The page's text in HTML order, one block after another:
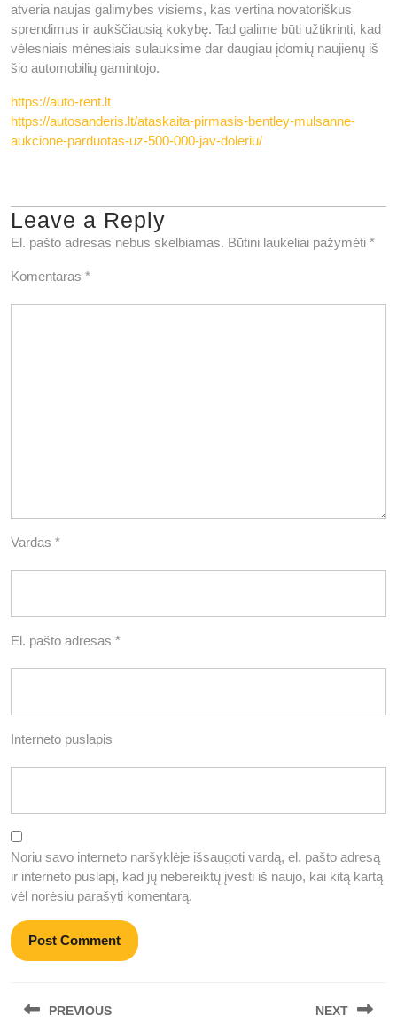
atveria naujas galimybes visiems, kas vertina novatoriškus
sprendimus ir aukščiausią kokybę. Tad galime būti užtikrinti, kad
vėlesniais mėnesiais sulauksime dar daugiau įdomių naujienų iš
šio automobilių gamintojo.
https://auto-rent.lt
https://autosanderis.lt/ataskaita-pirmasis-bentley-mulsanne-
aukcione-parduotas-uz-500-000-jav-doleriu/
Leave a Reply
El. pašto adresas nebus skelbiamas. Būtini laukeliai pažymėti *
Komentaras *
Vardas *
El. pašto adresas *
Interneto puslapis
Noriu savo interneto naršyklėje išsaugoti vardą, el. pašto adresą
ir interneto puslapį, kad jų nebereiktų įvesti iš naujo, kai kitą kartą
vėl norėsiu parašyti komentarą.
tarpPREVIOUS NEXT